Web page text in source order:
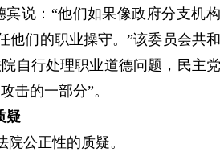
说：“他们如果像政府分支机
他们的职业操守。”该委员会共
自行处理职业道德问题，民主
击的一部分”。
疑
公正性的质疑。